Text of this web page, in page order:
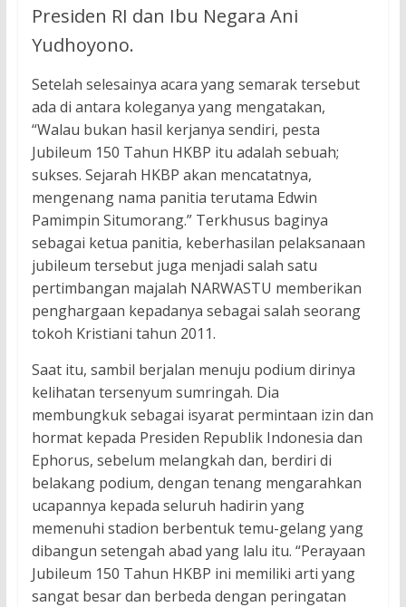
Presiden RI dan Ibu Negara Ani
Yudhoyono.
Setelah selesainya acara yang semarak tersebut
ada di antara koleganya yang mengatakan,
“Walau bukan hasil kerjanya sendiri, pesta
Jubileum 150 Tahun HKBP itu adalah sebuah;
sukses. Sejarah HKBP akan mencatatnya,
mengenang nama panitia terutama Edwin
Pamimpin Situmorang.” Terkhusus baginya
sebagai ketua panitia, keberhasilan pelaksanaan
jubileum tersebut juga menjadi salah satu
pertimbangan majalah NARWASTU memberikan
penghargaan kepadanya sebagai salah seorang
tokoh Kristiani tahun 2011.
Saat itu, sambil berjalan menuju podium dirinya
kelihatan tersenyum sumringah. Dia
membungkuk sebagai isyarat permintaan izin dan
hormat kepada Presiden Republik Indonesia dan
Ephorus, sebelum melangkah dan, berdiri di
belakang podium, dengan tenang mengarahkan
ucapannya kepada seluruh hadirin yang
memenuhi stadion berbentuk temu-gelang yang
dibangun setengah abad yang lalu itu. “Perayaan
Jubileum 150 Tahun HKBP ini memiliki arti yang
sangat besar dan berbeda dengan peringatan